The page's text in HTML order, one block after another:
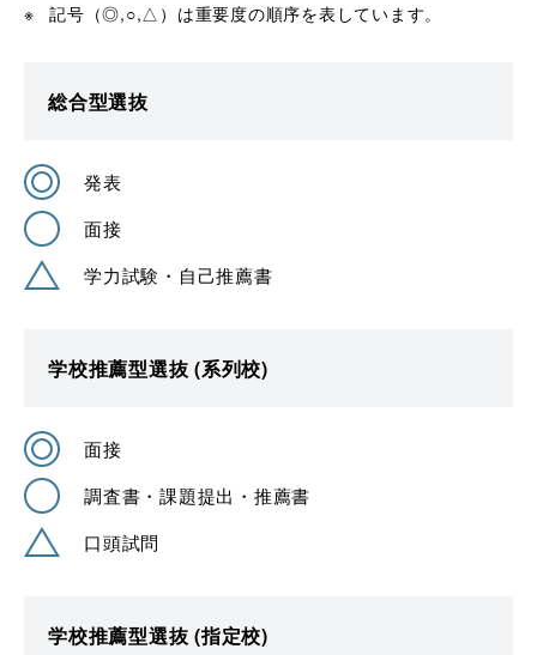
記号（◎,○,△）は重要度の順序を表しています。
総合型選抜
発表
面接
学力試験・自己推薦書
学校推薦型選抜 (系列校)
面接
調査書・課題提出・推薦書
口頭試問
学校推薦型選抜 (指定校)